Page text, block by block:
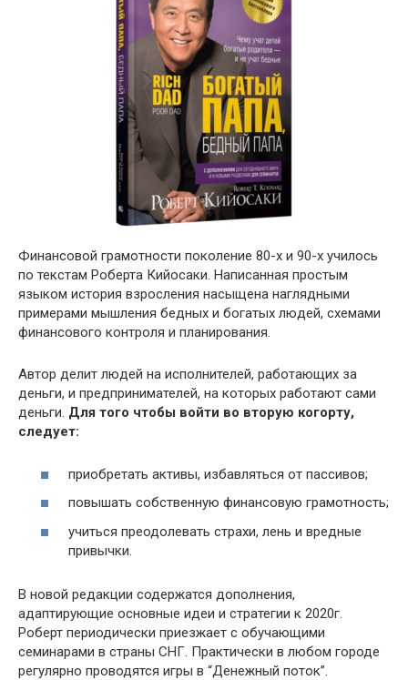
Финансовой грамотности поколение 80-х и 90-х училось
по текстам Роберта Кийосаки. Написанная простым
языком история взросления насыщена наглядными
примерами мышления бедных и богатых людей, схемами
финансового контроля и планирования.
Автор делит людей на исполнителей, работающих за
деньги, и предпринимателей, на которых работают сами
деньги. Для того чтобы войти во вторую когорту,
следует:
приобретать активы, избавляться от пассивов;
повышать собственную финансовую грамотность;
учиться преодолевать страхи, лень и вредные
привычки.
В новой редакции содержатся дополнения,
адаптирующие основные идеи и стратегии к 2020г.
Роберт периодически приезжает с обучающими
семинарами в страны СНГ. Практически в любом городе
регулярно проводятся игры в “Денежный поток”.